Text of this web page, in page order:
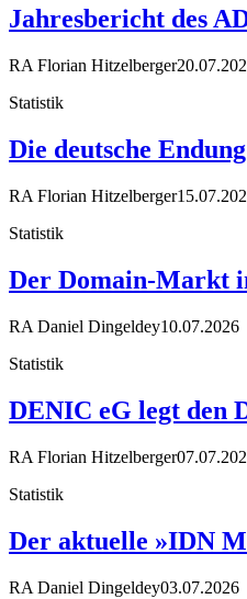
Jahresbericht des
RA Florian Hitzelberger
Statistik
Die deutsche
RA Florian Hitzelberger
Statistik
Der Domain-Markt
RA Daniel Dingeldey10.07.2026
Statistik
DENIC eG legt den
RA Florian Hitzelberger
Statistik
Der aktuelle »IDN
RA Daniel Dingeldey03.07.2026